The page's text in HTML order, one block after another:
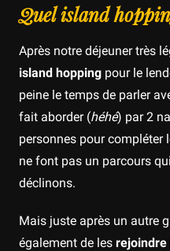
Quel island
Après notre déjeuner très
island hopping pour le
peine le temps de parler
fait aborder (héhé) par 2
personnes pour compléter
ne font pas un parcours
déclinons.
Mais juste après un autre
également de les rejoindre